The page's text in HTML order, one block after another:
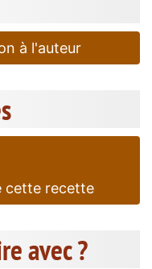
à l'auteur
cette recette
avec ?